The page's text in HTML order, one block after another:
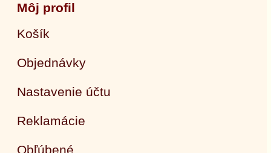
Môj profil
Košík
Objednávky
Nastavenie účtu
Reklamácie
Obľúbené